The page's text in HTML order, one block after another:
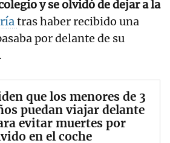
y se olvidó de dejar a la
tras haber recibido una
por delante de su
que los menores de 3
puedan viajar delante
evitar muertes por
en el coche